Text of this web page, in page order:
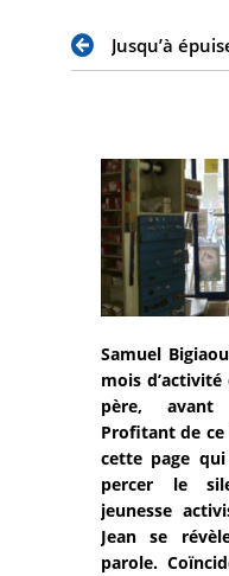
Jusqu’à
Samuel
mois d’activité
père, avant
Profitant de
cette page
percer le
jeunesse
Jean se
parole.